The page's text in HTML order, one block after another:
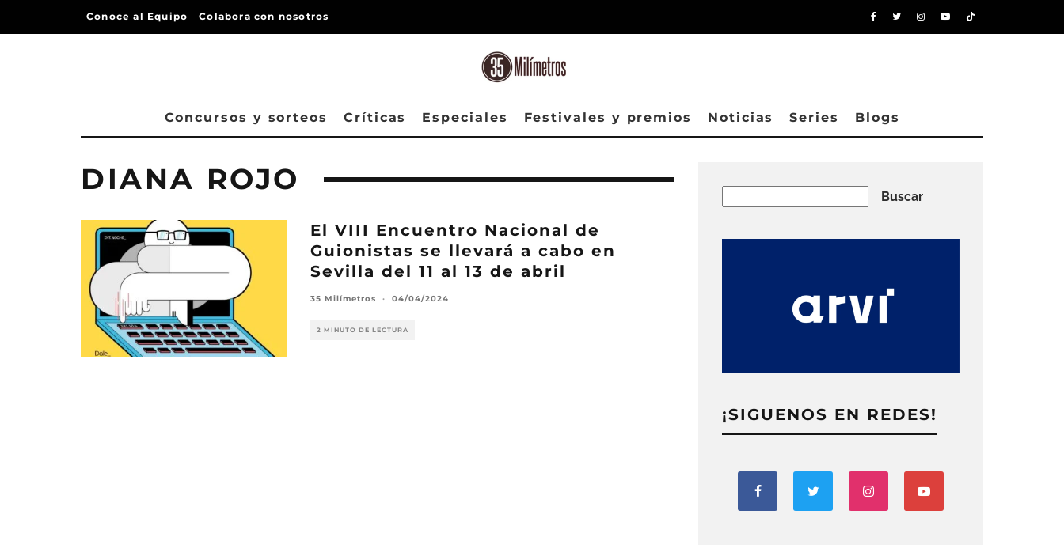
Conoce al Equipo Colabora con nosotros
Concursos y sorteos Críticas Especiales Festivales y premios Noticias Series Blogs
DIANA ROJO
El VIII Encuentro Nacional de
Guionistas se llevará a cabo en
Sevilla del 11 al 13 de abril
35 Milímetros · 04/04/2024
2 MINUTO DE LECTURA
Buscar
¡SIGUENOS EN REDES!